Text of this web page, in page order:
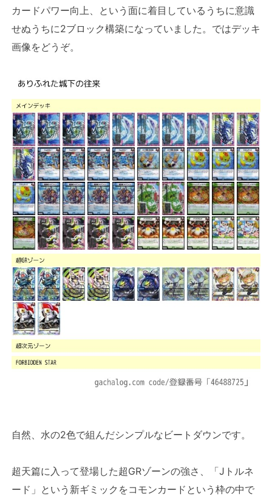
カードパワー向上、という面に着目しているうちに意識
せぬうちに2ブロック構築になっていました。ではデッキ
画像をどうぞ。
自然、水の2色で組んだシンプルなビートダウンです。
超天篇に入って登場した超GRゾーンの強さ、「Jトルネ
ード」という新ギミックをコモンカードという枠の中で